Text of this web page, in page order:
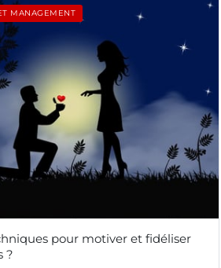
MANAGEMENT
pour motiver et fidéliser
?